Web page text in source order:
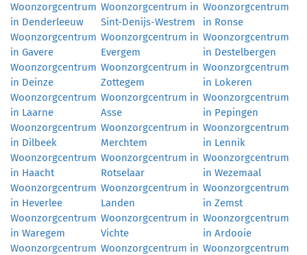
Woonzorgcentrum
in Denderleeuw
Woonzorgcentrum in
Sint-Denijs-Westrem
Woonzorgcentrum
in Ronse
Woonzorgcentrum
in Gavere
Woonzorgcentrum in
Evergem
Woonzorgcentrum
in Destelbergen
Woonzorgcentrum
in Deinze
Woonzorgcentrum in
Zottegem
Woonzorgcentrum
in Lokeren
Woonzorgcentrum
in Laarne
Woonzorgcentrum in
Asse
Woonzorgcentrum
in Pepingen
Woonzorgcentrum
in Dilbeek
Woonzorgcentrum in
Merchtem
Woonzorgcentrum
in Lennik
Woonzorgcentrum
in Haacht
Woonzorgcentrum in
Rotselaar
Woonzorgcentrum
in Wezemaal
Woonzorgcentrum
in Heverlee
Woonzorgcentrum in
Landen
Woonzorgcentrum
in Zemst
Woonzorgcentrum
in Waregem
Woonzorgcentrum in
Vichte
Woonzorgcentrum
in Ardooie
Woonzorgcentrum Woonzorgcentrum in Woonzorgcentrum